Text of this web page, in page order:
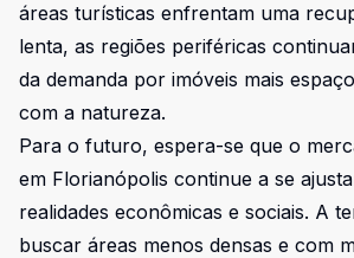
áreas turísticas enfrentam uma
lenta, as regiões periféricas
da demanda por imóveis mais
com a natureza.
Para o futuro, espera-se que o
em Florianópolis continue a se
realidades econômicas e sociais. A
buscar áreas menos densas e com